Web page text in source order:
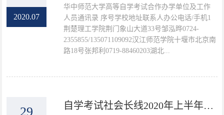
2020.07
华中师范大学高等自学考试合作办学单位及工作
人员通讯录 序号学校地址联系人办公电话/手机1
荆楚理工学院荆门象山大道33号邹泓晔0724-
2355855/135071109092汉江师范学院十堰市北京南
路18号张邦利0719-88460203湖北...
29 自学考试社会长线2020年上半年实践环节现场确认时间延迟通知